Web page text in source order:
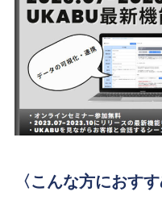
〈こんな方におすす